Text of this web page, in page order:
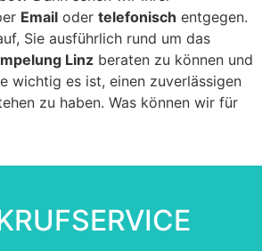
Email oder telefonisch entgegen.
Sie ausführlich rund um das
Linz beraten zu können und
wichtig es ist, einen zuverlässigen
zu haben. Was können wir für